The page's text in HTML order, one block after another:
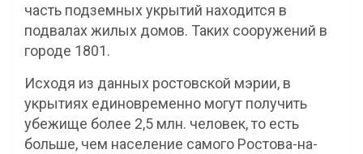
часть подземных укрытий находится в
подвалах жилых домов. Таких сооружений в
городе 1801.
Исходя из данных ростовской мэрии, в
укрытиях единовременно могут получить
убежище более 2,5 млн. человек, то есть
больше, чем население самого Ростова-на-